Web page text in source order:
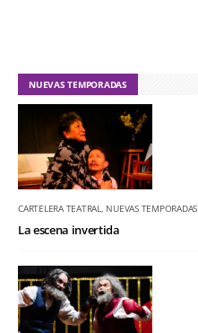
NUEVAS TEMPORADAS
CARTELERA TEATRAL NUEVAS TEMPORADAS
La escena invertida